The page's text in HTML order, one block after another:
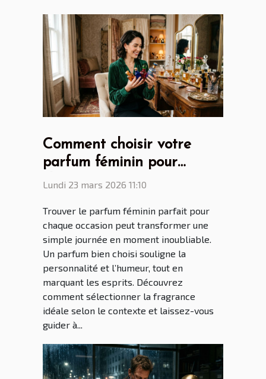
Comment choisir votre
parfum féminin pour
chaque occasion ?
Lundi 23 mars 2026 11:10
Trouver le parfum féminin parfait pour
chaque occasion peut transformer une
simple journée en moment inoubliable.
Un parfum bien choisi souligne la
personnalité et l’humeur, tout en
marquant les esprits. Découvrez
comment sélectionner la fragrance
idéale selon le contexte et laissez-vous
guider à...